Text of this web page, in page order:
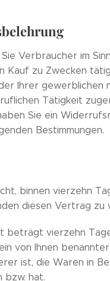
Verbraucher im
Kauf zu Zwecken
Ihrer gewerblichen
Tätigkeit
Sie ein
Bestimmungen.
binnen vierzehn
diesen Vertrag zu
beträgt vierzehn
von Ihnen
ist, die Waren in
bzw. hat.